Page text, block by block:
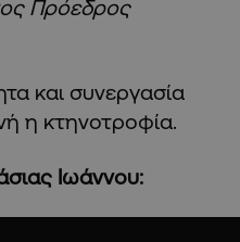
Πρόεδρος
και συνεργασία
η κτηνοτροφία.
Ιωάννου: